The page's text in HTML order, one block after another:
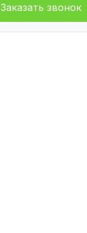
Заказать звонок